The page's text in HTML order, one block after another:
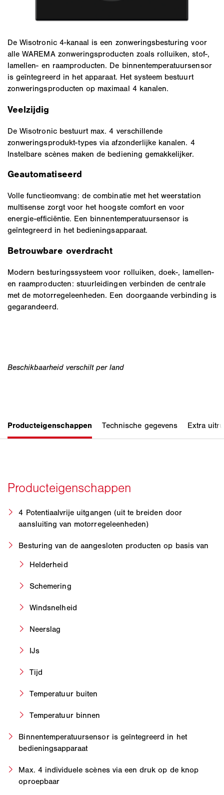
De Wisotronic 4-kanaal is een zonweringsbesturing voor
alle WAREMA zonweringsproducten zoals rolluiken, stof-,
lamellen- en raamproducten. De binnentemperatuursensor
is geïntegreerd in het apparaat. Het systeem bestuurt
zonweringsproducten op maximaal 4 kanalen.
Veelzijdig
De Wisotronic bestuurt max. 4 verschillende
zonweringsprodukt-types via afzonderlijke kanalen. 4
Instelbare scènes maken de bediening gemakkelijker.
Geautomatiseerd
Volle functieomvang: de combinatie met het weerstation
multisense zorgt voor het hoogste comfort en voor
energie-efficiëntie. Een binnentemperatuursensor is
geïntegreerd in het bedieningsapparaat.
Betrouwbare overdracht
Modern besturingssysteem voor rolluiken, doek-, lamellen-
en raamproducten: stuurleidingen verbinden de centrale
met de motorregeleenheden. Een doorgaande verbinding is
gegarandeerd.
4 Potentiaalvrije uitgangen (uit te breiden door
aansluiting van motorregeleenheden)
Besturing van de aangesloten producten op basis van
Helderheid
Schemering
Windsnelheid
Neerslag
IJs
Tijd
Temperatuur buiten
Temperatuur binnen
Binnentemperatuursensor is geïntegreerd in het
bedieningsapparaat
Max. 4 individuele scènes via een druk op de knop
oproepbaar